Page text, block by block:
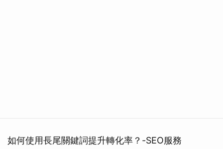
如何使用長尾關鍵詞提升轉化率？-SEO服務